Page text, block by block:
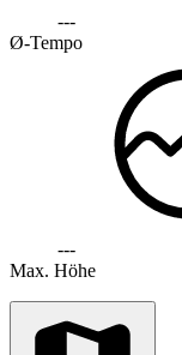
---
Ø-Tempo
---
Max. Höhe